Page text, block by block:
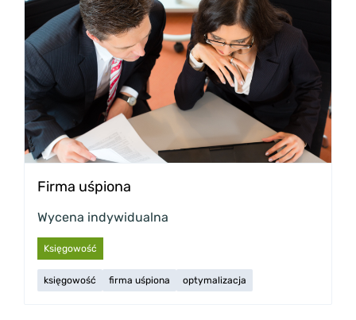
Firma uśpiona
Wycena indywidualna
Księgowość
księgowość firma uśpiona optymalizacja